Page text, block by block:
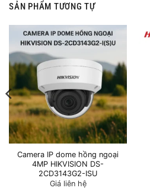
SẢN PHẨM TƯƠNG TỰ
Camera IP dome hồng ngoại
4MP HIKVISION DS-
2CD3143G2-ISU
Giá liên hệ